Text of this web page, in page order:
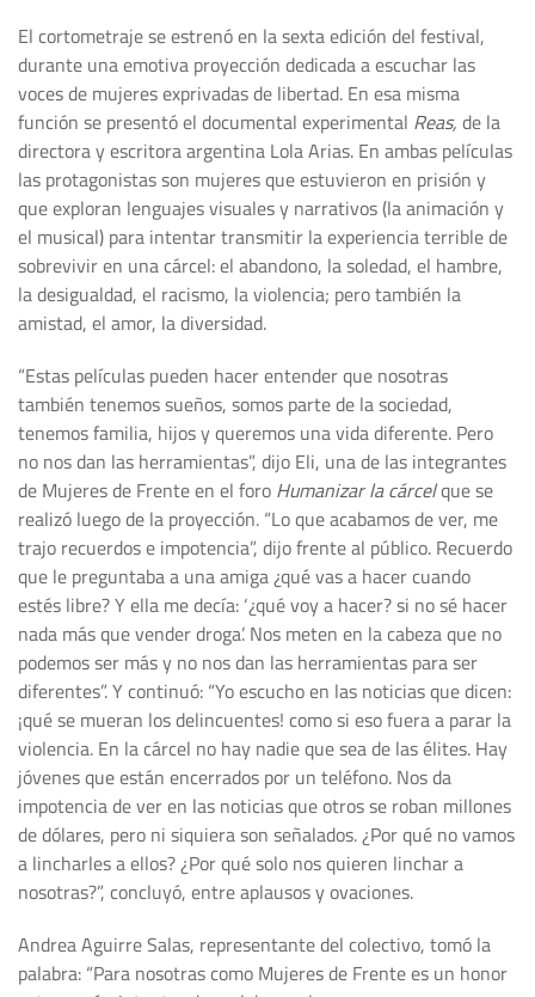
El cortometraje se estrenó en la sexta edición del festival,
durante una emotiva proyección dedicada a escuchar las
voces de mujeres exprivadas de libertad. En esa misma
función se presentó el documental experimental Reas, de la
directora y escritora argentina Lola Arias. En ambas películas
las protagonistas son mujeres que estuvieron en prisión y
que exploran lenguajes visuales y narrativos (la animación y
el musical) para intentar transmitir la experiencia terrible de
sobrevivir en una cárcel: el abandono, la soledad, el hambre,
la desigualdad, el racismo, la violencia; pero también la
amistad, el amor, la diversidad.
“Estas películas pueden hacer entender que nosotras
también tenemos sueños, somos parte de la sociedad,
tenemos familia, hijos y queremos una vida diferente. Pero
no nos dan las herramientas”, dijo Eli, una de las integrantes
de Mujeres de Frente en el foro Humanizar la cárcelque se
realizó luego de la proyección. “Lo que acabamos de ver, me
trajo recuerdos e impotencia”, dijo frente al público. Recuerdo
que le preguntaba a una amiga ¿qué vas a hacer cuando
estés libre? Y ella me decía: ‘¿qué voy a hacer? si no sé hacer
nada más que vender droga’. Nos meten en la cabeza que no
podemos ser más y no nos dan las herramientas para ser
diferentes”. Y continuó: “Yo escucho en las noticias que dicen:
¡qué se mueran los delincuentes! como si eso fuera a parar la
violencia. En la cárcel no hay nadie que sea de las élites. Hay
jóvenes que están encerrados por un teléfono. Nos da
impotencia de ver en las noticias que otros se roban millones
de dólares, pero ni siquiera son señalados. ¿Por qué no vamos
a lincharles a ellos? ¿Por qué solo nos quieren linchar a
nosotras?”, concluyó, entre aplausos y ovaciones.
Andrea Aguirre Salas, representante del colectivo, tomó la
palabra: “Para nosotras como Mujeres de Frente es un honor